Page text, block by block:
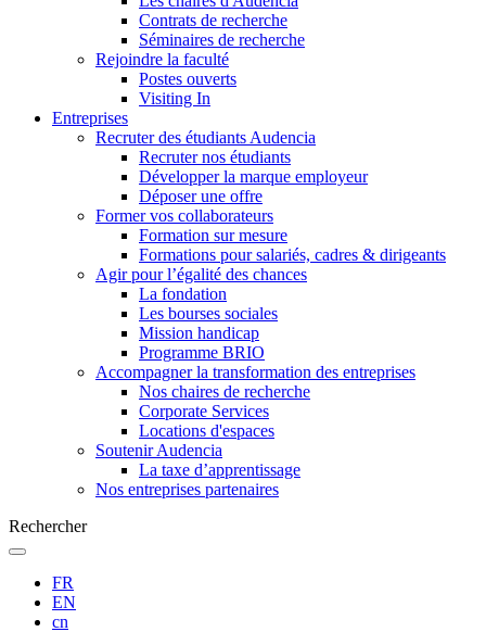
Contrats de recherche
Séminaires de recherche
Rejoindre la faculté
Postes ouverts
Visiting In
Entreprises
Recruter des étudiants Audencia
Recruter nos étudiants
Développer la marque employeur
Déposer une offre
Former vos collaborateurs
Formation sur mesure
Formations pour salariés, cadres & dirigeants
Agir pour l’égalité des chances
La fondation
Les bourses sociales
Mission handicap
Programme BRIO
Accompagner la transformation des entreprises
Nos chaires de recherche
Corporate Services
Locations d'espaces
Soutenir Audencia
La taxe d’apprentissage
Nos entreprises partenaires
Rechercher
FR
EN
cn